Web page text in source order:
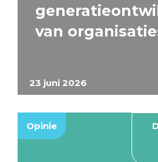
23 juni 2026
van
Opinie